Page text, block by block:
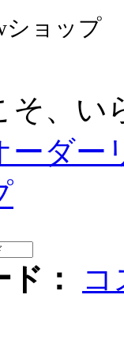
ショップ
そ、
ーダー
：
コ